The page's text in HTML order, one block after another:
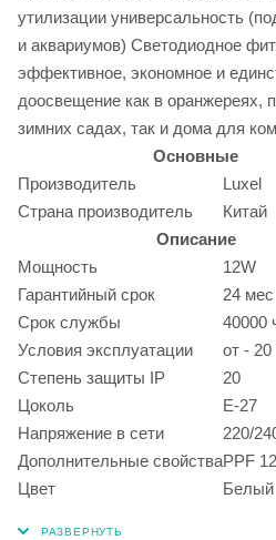
утилизации универсальность
и аквариумов) Светодиодное
эффективное, экономное и
доосвещение как в оранжереях,
зимних садах, так и дома для
Основные
Производитель
Luxel
Страна производитель
Китай
Описание
Мощность
12W
Гарантийный срок
24 мес
Срок службы
40000
Условия эксплуатации
от -
Степень защиты IP
20
Цоколь
E-27
Напряжение в сети
220/
Дополнительные свойстваPPF
Цвет
Белый